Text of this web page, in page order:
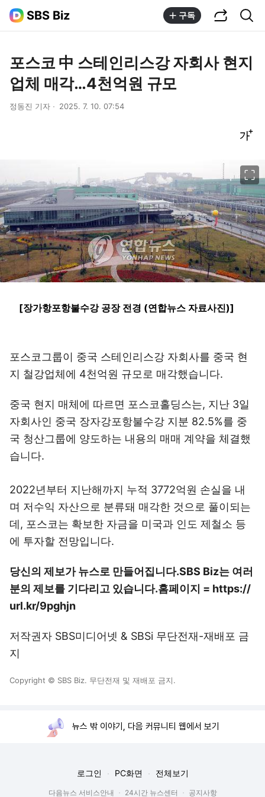
SBS Biz 구독
포스코 中 스테인리스강 자회사 현지
업체 매각…4천억원 규모
정동진 기자 2025. 7. 10. 07:54
[장가항포항불수강 공장 전경 (연합뉴스 자료사진)]
포스코그룹이 중국 스테인리스강 자회사를 중국 현
지 철강업체에 4천억원 규모로 매각했습니다.
중국 현지 매체에 따르면 포스코홀딩스는, 지난 3일
자회사인 중국 장자강포항불수강 지분 82.5%를 중
국 청산그룹에 양도하는 내용의 매매 계약을 체결했
습니다.
2022년부터 지난해까지 누적 3772억원 손실을 내
며 저수익 자산으로 분류돼 매각한 것으로 풀이되는
데, 포스코는 확보한 자금을 미국과 인도 제철소 등
에 투자할 전망입니다.
당신의 제보가 뉴스로 만들어집니다.SBS Biz는 여러
분의 제보를 기다리고 있습니다.홈페이지 = https://
url.kr/9pghjn
저작권자 SBS미디어넷 & SBSi 무단전재-재배포 금
지
Copyright © SBS Biz. 무단전재 및 재배포 금지.
뉴스 밖 이야기, 다음 커뮤니티 웹에서 보기
로그인 PC화면 전체보기
다음뉴스 서비스안내 24시간 뉴스센터 공지사항